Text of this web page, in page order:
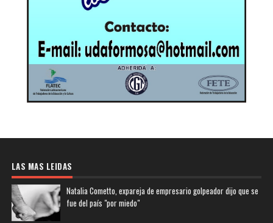
LAS MAS LEIDAS
Natalia Cometto, expareja de empresario golpeador dijo que se
fue del país "por miedo"